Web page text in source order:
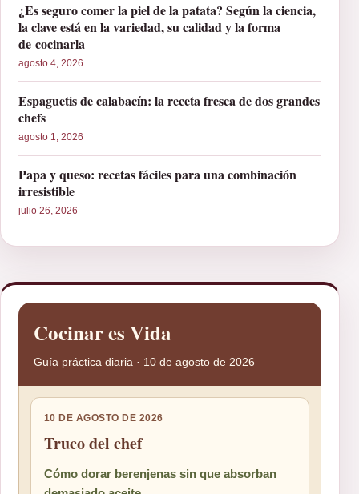
¿Es seguro comer la piel de la patata? Según la ciencia,
la clave está en la variedad, su calidad y la forma
de cocinarla
agosto 4, 2026
Espaguetis de calabacín: la receta fresca de dos grandes
chefs
agosto 1, 2026
Papa y queso: recetas fáciles para una combinación
irresistible
julio 26, 2026
Cocinar es Vida
Guía práctica diaria · 10 de agosto de 2026
10 DE AGOSTO DE 2026
Truco del chef
Cómo dorar berenjenas sin que absorban